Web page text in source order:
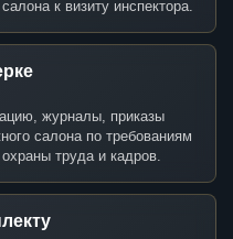
к визиту инспектора.
журналы, приказы
салона по требованиям
труда и кадров.